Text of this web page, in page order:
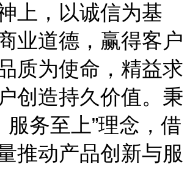
上，以诚信为基
业道德，赢得客户
质为使命，精益求
创造持久价值。秉
服务至上”理念，借
推动产品创新与服